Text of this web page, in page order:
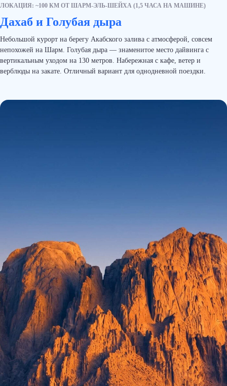
ЛОКАЦИЯ: ~100 КМ ОТ ШАРМ-ЭЛЬ-ШЕЙХА (1,5 ЧАСА НА МАШИНЕ)
Дахаб и Голубая дыра
Небольшой курорт на берегу Акабского залива с атмосферой, совсем
непохожей на Шарм. Голубая дыра — знаменитое место дайвинга с
вертикальным уходом на 130 метров. Набережная с кафе, ветер и
верблюды на закате. Отличный вариант для однодневной поездки.